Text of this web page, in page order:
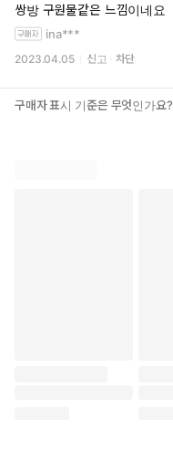
쌍방 구원물같은 느낌이네요
ina***
2023.04.05 신고 차단
구매자 표시 기준은 무엇인가요?